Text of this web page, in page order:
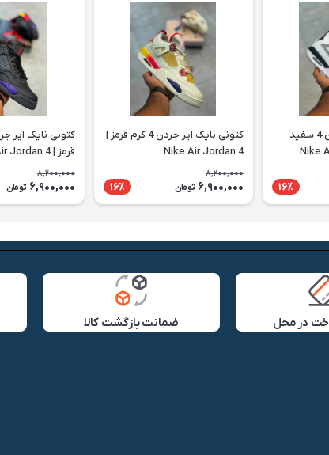
کتونی نایک ایر جردن 4 سفید
16٪
کتونی نایک ایر جردن 4 کرم قرمز |
Nike Air Jordan 4
8,200,000
6,900,000 تومان 16٪
قرمز | Nike Air Jordan 4
8,200,000
6,900,000 تومان
در محل ضمانت بازگشت کالا